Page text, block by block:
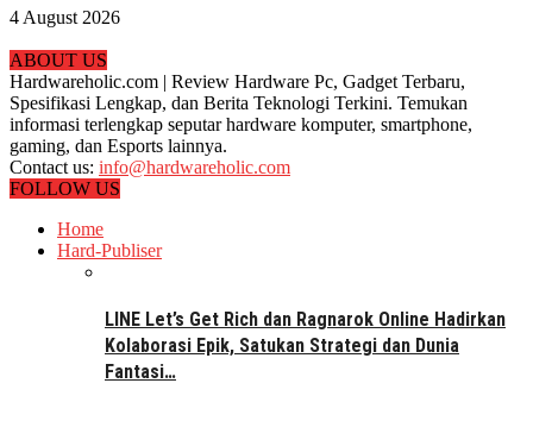
4 August 2026
ABOUT US
Hardwareholic.com | Review Hardware Pc, Gadget Terbaru,
Spesifikasi Lengkap, dan Berita Teknologi Terkini. Temukan
informasi terlengkap seputar hardware komputer, smartphone,
gaming, dan Esports lainnya.
Contact us: info@hardwareholic.com
FOLLOW US
Home
Hard-Publiser
LINE Let’s Get Rich dan Ragnarok Online Hadirkan
Kolaborasi Epik, Satukan Strategi dan Dunia
Fantasi…